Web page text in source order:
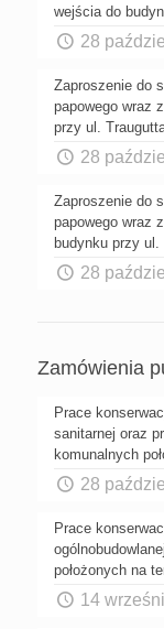
wejścia do
28
Zaproszenie do
papowego wraz
przy ul.
28
Zaproszenie do
papowego wraz
budynku przy
28
Zamówienia
Prace
sanitarnej oraz
komunalnych
28
Prace
położonych na
14